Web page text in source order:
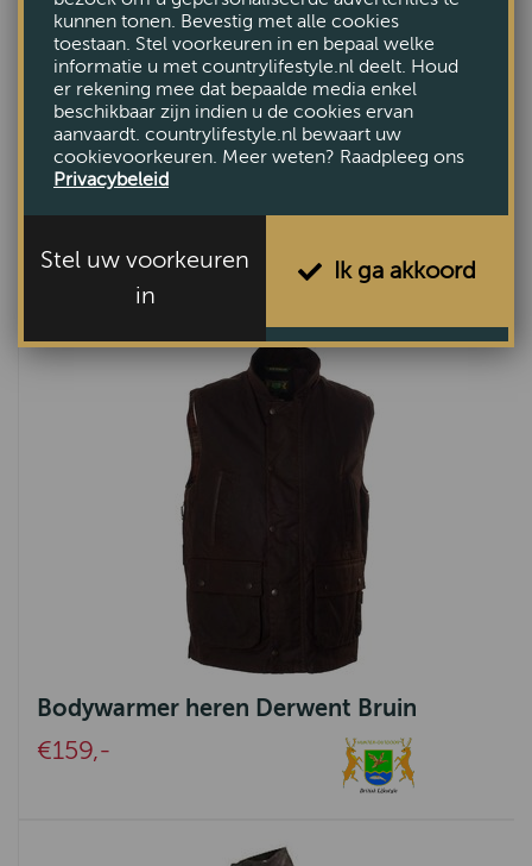
€159,-
Bodywarmer heren Derwent Bruin
€159,-
kunnen tonen. Bevestig met alle cookies
toestaan. Stel voorkeuren in en bepaal welke
informatie u met countrylifestyle.nl deelt. Houd
er rekening mee dat bepaalde media enkel
beschikbaar zijn indien u de cookies ervan
aanvaardt. countrylifestyle.nl bewaart uw
cookievoorkeuren. Meer weten? Raadpleeg ons
Privacybeleid
Stel uw voorkeuren
in
Ik ga akkoord